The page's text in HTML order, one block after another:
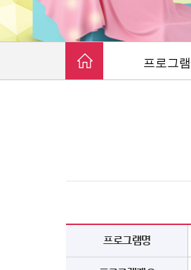
프로그
프로그램명